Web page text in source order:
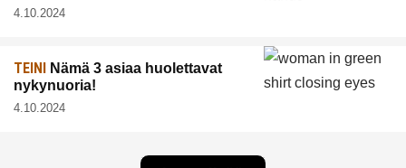
4.10.2024
TEINI
Nämä 3 asiaa huolettavat
nykynuoria!
4.10.2024